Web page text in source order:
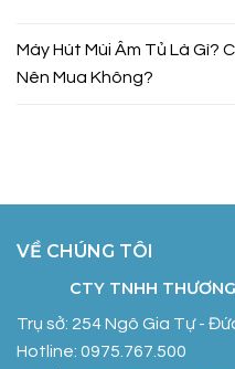
Máy Hút Mùi Âm Tủ Là Gì?
Nên Mua Không?
VỀ CHÚNG TÔI
CTY TNHH
Trụ sở: 254 Ngô Gia Tự -
Hotline: 0975.767.500